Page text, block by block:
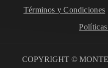
Términos y Condiciones
COPYRIGHT ©